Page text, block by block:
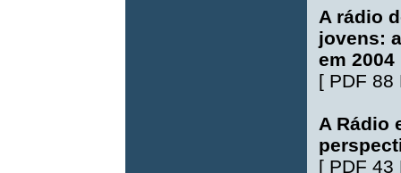
A rádio
jovens:
em 2004
[ PDF 88
A Rádio
[ PDF 43